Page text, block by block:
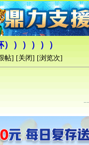
））））））
帖] [关闭] [浏览次]